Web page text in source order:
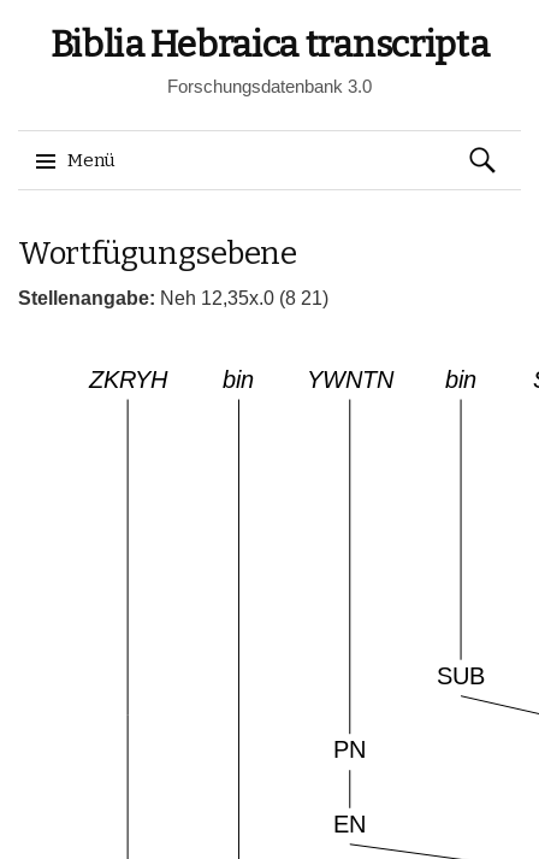
Biblia Hebraica transcripta
Forschungsdatenbank 3.0
Menü
zum
Suchen
nach:
Wortfügungsebene
Stellenangabe: Neh 12,35x.0 (8 21)